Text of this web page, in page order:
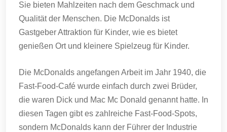
Sie bieten Mahlzeiten nach dem Geschmack und
Qualität der Menschen. Die McDonalds ist
Gastgeber Attraktion für Kinder, wie es bietet
genießen Ort und kleinere Spielzeug für Kinder.
Die McDonalds angefangen Arbeit im Jahr 1940, die
Fast-Food-Café wurde einfach durch zwei Brüder,
die waren Dick und Mac Mc Donald genannt hatte. In
diesen Tagen gibt es zahlreiche Fast-Food-Spots,
sondern McDonalds kann der Führer der Industrie